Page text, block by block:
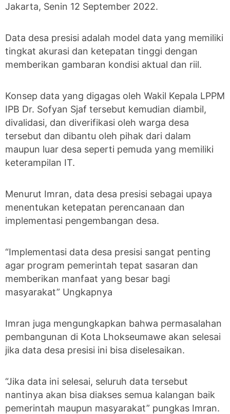
Jakarta, Senin 12 September 2022.
Data desa presisi adalah model data yang memiliki
tingkat akurasi dan ketepatan tinggi dengan
memberikan gambaran kondisi aktual dan riil.
Konsep data yang digagas oleh Wakil Kepala LPPM
IPB Dr. Sofyan Sjaf tersebut kemudian diambil,
divalidasi, dan diverifikasi oleh warga desa
tersebut dan dibantu oleh pihak dari dalam
maupun luar desa seperti pemuda yang memiliki
keterampilan IT.
Menurut Imran, data desa presisi sebagai upaya
menentukan ketepatan perencanaan dan
implementasi pengembangan desa.
“Implementasi data desa presisi sangat penting
agar program pemerintah tepat sasaran dan
memberikan manfaat yang besar bagi
masyarakat” Ungkapnya
Imran juga mengungkapkan bahwa permasalahan
pembangunan di Kota Lhokseumawe akan selesai
jika data desa presisi ini bisa diselesaikan.
“Jika data ini selesai, seluruh data tersebut
nantinya akan bisa diakses semua kalangan baik
pemerintah maupun masyarakat” pungkas Imran.